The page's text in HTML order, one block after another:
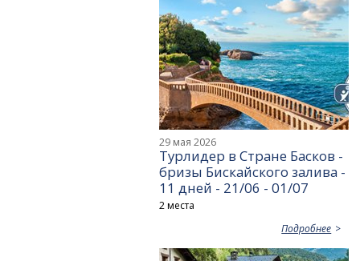
29 мая 2026
Турлидер в Стране Басков -
бризы Бискайского залива -
11 дней - 21/06 - 01/07
2 места
Подробнее